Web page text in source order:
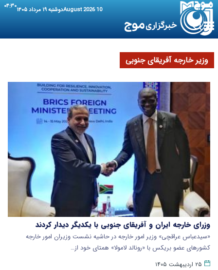
10 August 2026 دوشنبه ۱۹ مرداد ۱۴۰۵ ۰۴:۳۰
وزیر خارجه آفریقای جنوبی
وزرای خارجه ایران و آفریقای جنوبی با یکدیگر دیدار کردند
«سیدعباس عراقچی» وزیر امور خارجه در حاشیه نشست وزیران امور خارجه
کشورهای عضو بریکس با «رونالد لامولا» همتای خود از…
۲۵ اردیبهشت ۱۴۰۵